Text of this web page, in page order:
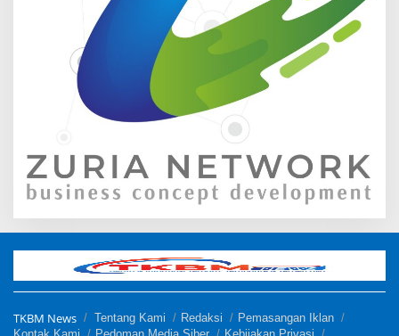
TKBM News Tentang Kami Redaksi
Pemasangan Iklan